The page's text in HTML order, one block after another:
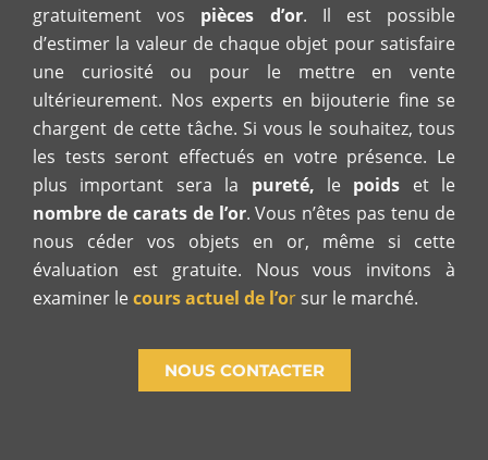
gratuitement vos pièces d’or. Il est possible
d’estimer la valeur de chaque objet pour satisfaire
une curiosité ou pour le mettre en vente
ultérieurement. Nos experts en bijouterie fine se
chargent de cette tâche. Si vous le souhaitez, tous
les tests seront effectués en votre présence. Le
plus important sera la pureté, le poids et le
nombre de carats de l’or. Vous n’êtes pas tenu de
nous céder vos objets en or, même si cette
évaluation est gratuite. Nous vous invitons à
examiner lecours actuel de l’or sur le marché.
NOUS CONTACTER